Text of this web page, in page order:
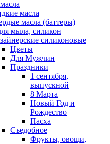
масла
масла (баттеры)
мыла, силикон
силиконовые
Цветы
Для Мужчин
Праздники
1 сентября,
выпускной
8 Марта
Новый Год и
Рождество
Пасха
Съедобное
Фрукты, овощи,